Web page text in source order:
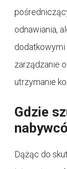
odnawiania,
dodatkowymi
zarządzanie
utrzymanie
Gdzie
Dążąc do